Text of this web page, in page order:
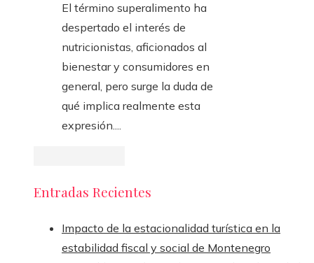
El término superalimento ha
despertado el interés de
nutricionistas, aficionados al
bienestar y consumidores en
general, pero surge la duda de
qué implica realmente esta
expresión....
Entradas Recientes
Impacto de la estacionalidad turística en la
estabilidad fiscal y social de Montenegro